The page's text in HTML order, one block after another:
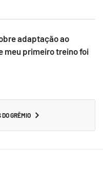
adaptação ao
meu primeiro treino foi
GRÊMIO